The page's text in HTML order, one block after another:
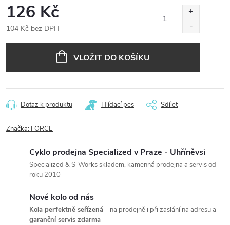
126 Kč
104 Kč bez DPH
VLOŽIT DO KOŠÍKU
Dotaz k produktu Hlídací pes Sdílet
Značka: FORCE
Cyklo prodejna Specialized v Praze - Uhříněvsi
Specialized & S-Works skladem, kamenná prodejna a servis od
roku 2010
Nové kolo od nás
Kola perfektně seřízená– na prodejně i při zaslání na adresu a
garanční servis zdarma